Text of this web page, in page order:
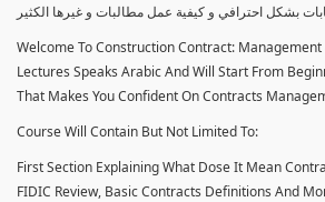
Welcome To Construction Contract:
Lectures Speaks Arabic And Will Start From
That Makes You Confident On Contracts
Course Will Contain But Not Limited To:
First Section Explaining What Dose It Mean
FIDIC Review, Basic Contracts Definitions And